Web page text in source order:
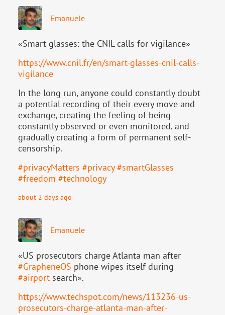
Emanuele
«Smart glasses: the CNIL calls for vigilance»
https://www.cnil.fr/en/smart-glasses-cnil-calls-
vigilance
In the long run, anyone could constantly doubt
a potential recording of their every move and
exchange, creating the feeling of being
constantly observed or even monitored, and
gradually creating a form of permanent self-
censorship.
#privacyMatters #privacy #smartGlasses
#freedom #technology
about 2 days ago
Emanuele
«US prosecutors charge Atlanta man after
#GrapheneOS phone wipes itself during
#airport search».
https://www.techspot.com/news/113236-us-
prosecutors-charge-atlanta-man-after-